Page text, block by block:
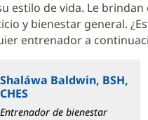
estilo de vida. Le
y bienestar general.
entrenador a
Shaláwa Baldwin, BSH,
CHES
Entrenador de bienestar